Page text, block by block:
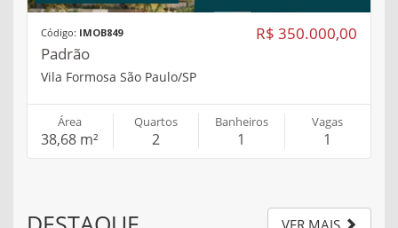
R$ 350.000,00
Código: IMOB849
Padrão
Vila Formosa São Paulo/SP
Área
38,68 m²
Quartos
2
Banheiros
1
Vagas
1
VER MAIS